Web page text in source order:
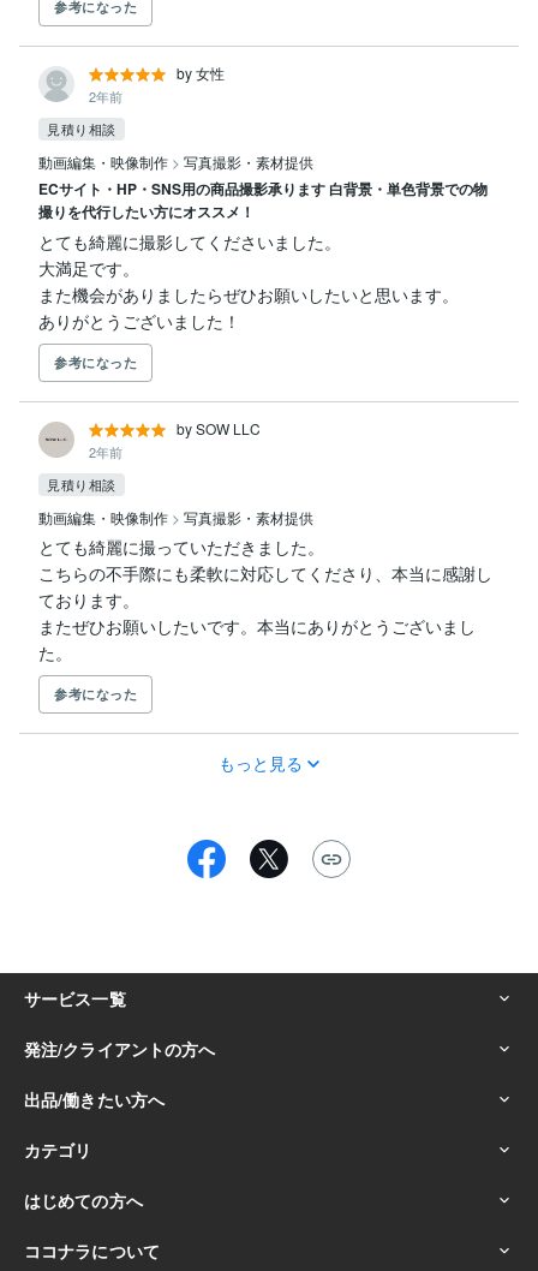
参考になった
by 女性
2年前
見積り相談
動画編集・映像制作 > 写真撮影・素材提供
ECサイト・HP・SNS用の商品撮影承ります 白背景・単色背景での物
撮りを代行したい方にオススメ！
とても綺麗に撮影してくださいました。
大満足です。
また機会がありましたらぜひお願いしたいと思います。
ありがとうございました！
参考になった
by SOW LLC
2年前
見積り相談
動画編集・映像制作 > 写真撮影・素材提供
とても綺麗に撮っていただきました。
こちらの不手際にも柔軟に対応してくださり、本当に感謝し
ております。
またぜひお願いしたいです。本当にありがとうございまし
た。
参考になった
もっと見る